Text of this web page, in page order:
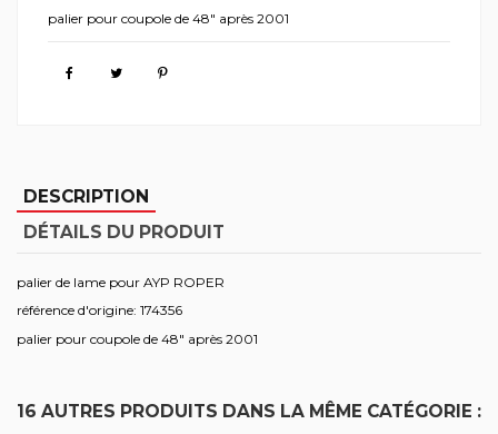
palier pour coupole de 48" après 2001
DESCRIPTION
DÉTAILS DU PRODUIT
palier de lame pour AYP ROPER
référence d'origine: 174356
palier pour coupole de 48" après 2001
16 AUTRES PRODUITS DANS LA MÊME CATÉGORIE :